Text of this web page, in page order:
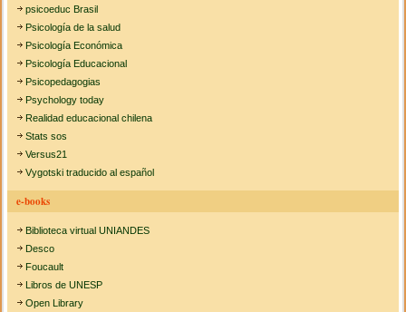
psicoeduc Brasil
Psicología de la salud
Psicología Económica
Psicología Educacional
Psicopedagogias
Psychology today
Realidad educacional chilena
Stats sos
Versus21
Vygotski traducido al español
e-books
Biblioteca virtual UNIANDES
Desco
Foucault
Libros de UNESP
Open Library